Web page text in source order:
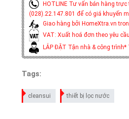
HOTLINE Tư vấn bán hàng trực
(028).22.147.801 để có giá khuyến
Giao hàng bởi HomeXtra.vn
VAT: Xuất hoá đơn theo yêu cầu
LẮP ĐẶT Tận nhà & công trình*
Tags:
cleansui thiết bị lọc nước